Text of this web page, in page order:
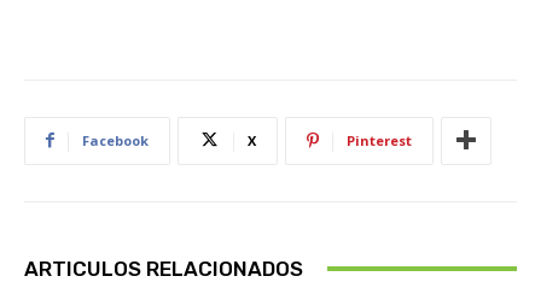
Facebook X Pinterest
ARTICULOS RELACIONADOS